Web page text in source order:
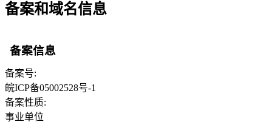
备案和域名信息
备案信息
备案号:
皖ICP备05002528号-1
备案性质:
事业单位